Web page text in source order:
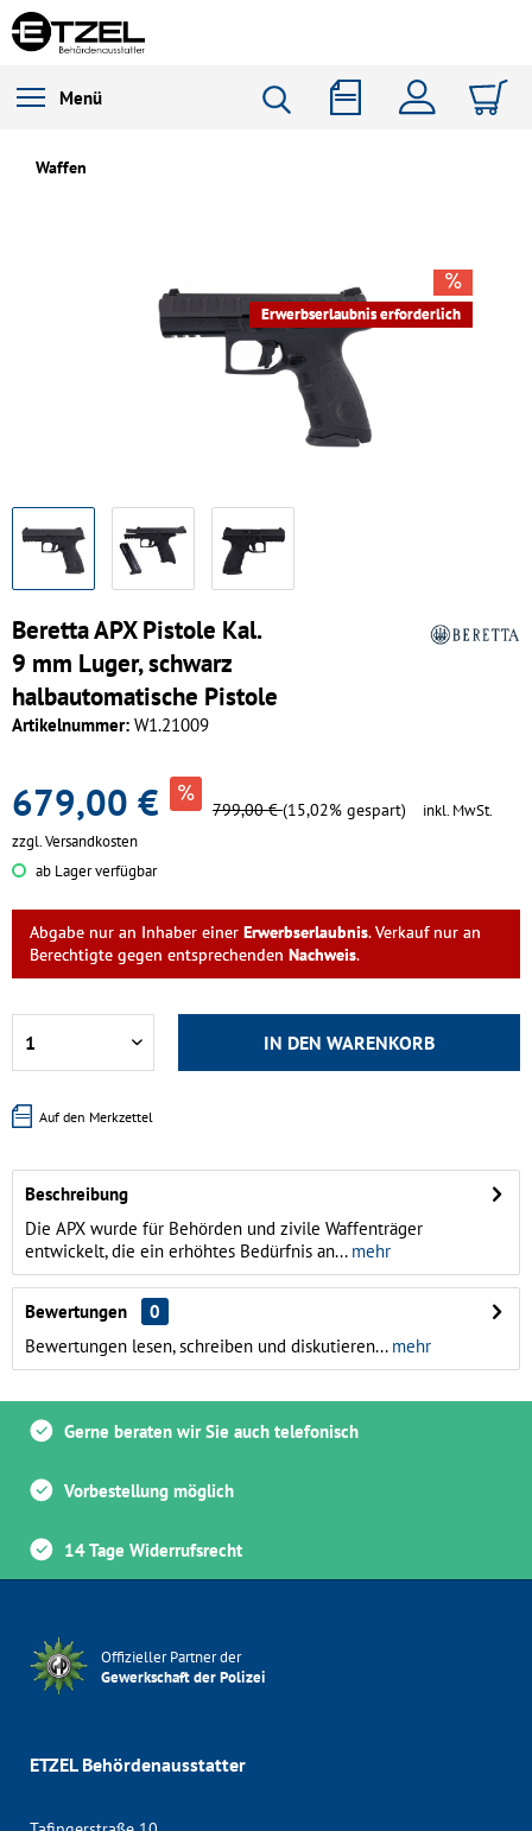
Menü
Waffen
Erwerbserlaubnis erforderlich
Beretta APX Pistole Kal.
9 mm Luger, schwarz
halbautomatische Pistole
Artikelnummer: W1.21009
679,00 € 799,00 €(15,02% gespart)
inkl. MwSt.
zzgl. Versandkosten
ab Lager verfügbar
Abgabe nur an Inhaber einer Erwerbserlaubnis. Verkauf nur an
Berechtigte gegen entsprechenden Nachweis.
IN DEN WARENKORB
Auf den Merkzettel
Beschreibung
Die APX wurde für Behörden und zivile Waffenträger
entwickelt, die ein erhöhtes Bedürfnis an...mehr
Bewertungen
0
Bewertungen lesen, schreiben und diskutieren...mehr
Gerne beraten wir Sie auch telefonisch
Vorbestellung möglich
14 Tage Widerrufsrecht
Offizieller Partner der
Gewerkschaft der Polizei
ETZEL Behördenausstatter